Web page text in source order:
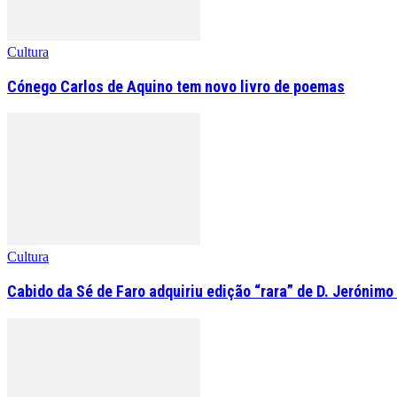
Cultura
Cónego Carlos de Aquino tem novo livro de poemas
Cultura
Cabido da Sé de Faro adquiriu edição “rara” de D.